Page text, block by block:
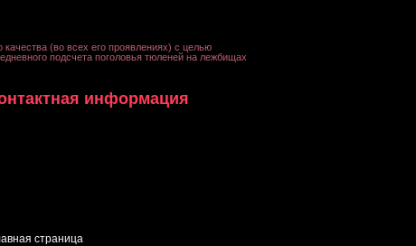
качества (во всех его проявлениях) с целью
подсчета поголовья тюленей на лежбищах
информация
страница